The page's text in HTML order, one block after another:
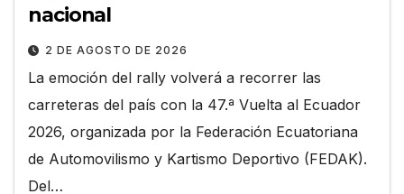
nacional
2 DE AGOSTO DE 2026
La emoción del rally volverá a recorrer las
carreteras del país con la 47.ª Vuelta al Ecuador
2026, organizada por la Federación Ecuatoriana
de Automovilismo y Kartismo Deportivo (FEDAK).
Del…